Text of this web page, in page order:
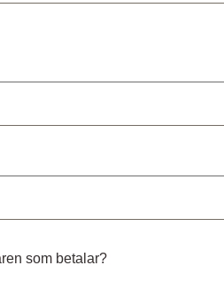
som betalar?